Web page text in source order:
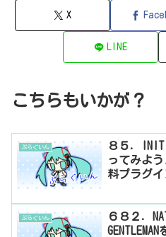
X
LINE
こちらもいかが？
ぷらぐいん
８５．
ってみよ
料プラグイ
ぷらぐいん
６８２．